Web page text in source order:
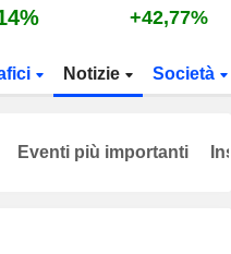
+42,77%
Notizie Società
Eventi più importanti